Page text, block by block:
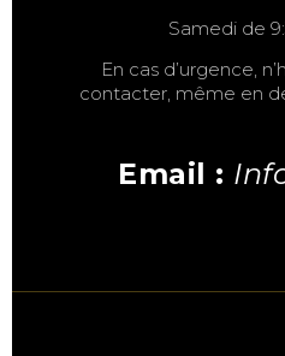
Samedi de
En cas d’urgence,
contacter, même en
Email :